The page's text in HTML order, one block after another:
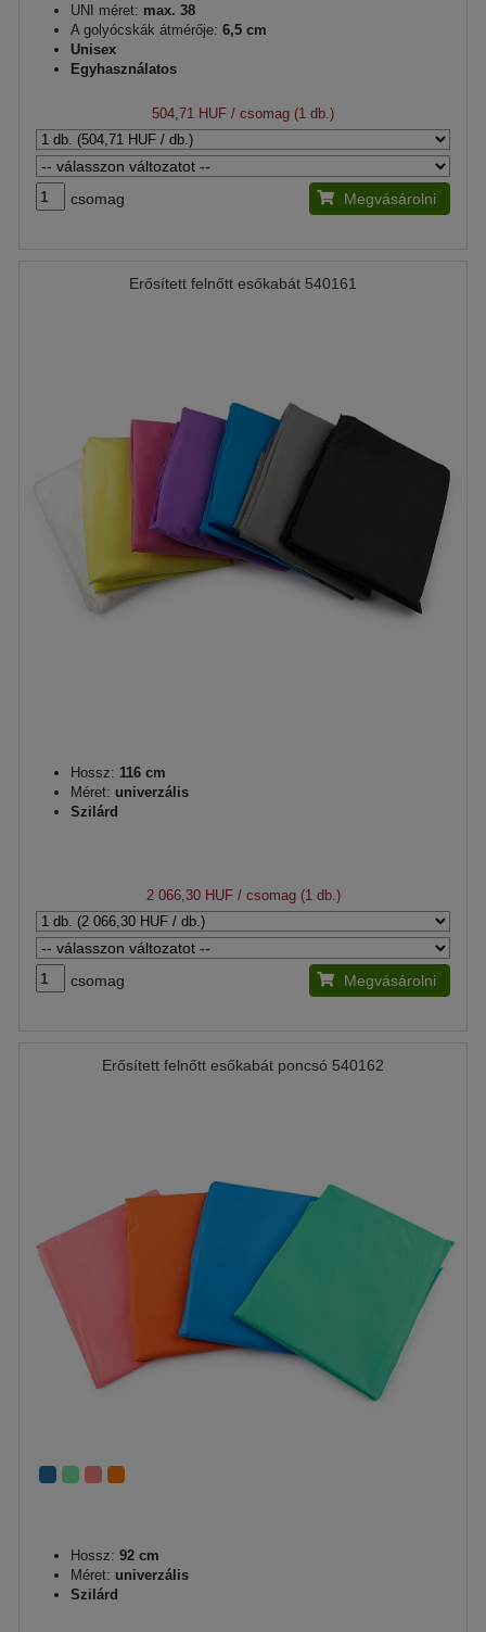
UNI méret: max. 38
A golyócskák átmérője: 6,5 cm
Unisex
Egyhasználatos
504,71 HUF / csomag (1 db.)
csomag Megvásárolni
Erősített felnőtt esőkabát 540161
Hossz: 116 cm
Méret: univerzális
Szilárd
2 066,30 HUF/ csomag (1 db.)
csomag Megvásárolni
Erősített felnőtt esőkabát poncsó 540162
Hossz: 92 cm
Méret: univerzális
Szilárd